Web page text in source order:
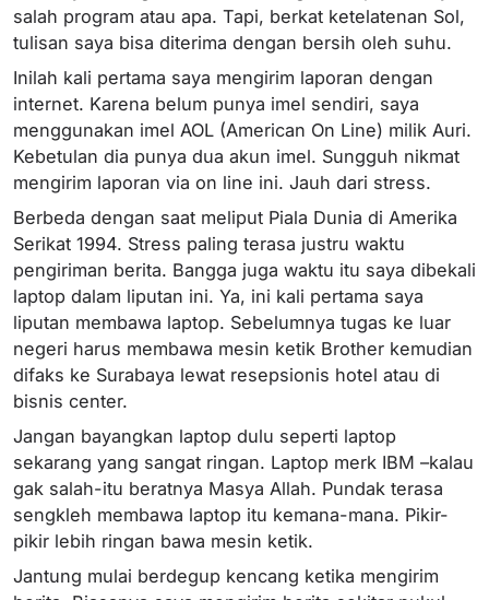
salah program atau apa. Tapi, berkat ketelatenan Sol,
tulisan saya bisa diterima dengan bersih oleh suhu.
Inilah kali pertama saya mengirim laporan dengan
internet. Karena belum punya imel sendiri, saya
menggunakan imel AOL (American On Line) milik Auri.
Kebetulan dia punya dua akun imel. Sungguh nikmat
mengirim laporan via on line ini. Jauh dari stress.
Berbeda dengan saat meliput Piala Dunia di Amerika
Serikat 1994. Stress paling terasa justru waktu
pengiriman berita. Bangga juga waktu itu saya dibekali
laptop dalam liputan ini. Ya, ini kali pertama saya
liputan membawa laptop. Sebelumnya tugas ke luar
negeri harus membawa mesin ketik Brother kemudian
difaks ke Surabaya lewat resepsionis hotel atau di
bisnis center.
Jangan bayangkan laptop dulu seperti laptop
sekarang yang sangat ringan. Laptop merk IBM –kalau
gak salah-itu beratnya Masya Allah. Pundak terasa
sengkleh membawa laptop itu kemana-mana. Pikir-
pikir lebih ringan bawa mesin ketik.
Jantung mulai berdegup kencang ketika mengirim